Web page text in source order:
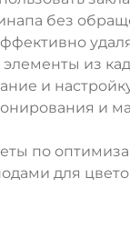
без
из
и
и
по
для